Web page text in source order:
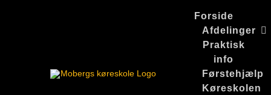
Forside
Afdelinger
Praktisk
info
Førstehjælp
Køreskolen